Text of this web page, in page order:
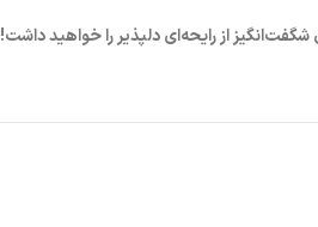
از رایحه‌ای دلپذیر را خواهید داشت!